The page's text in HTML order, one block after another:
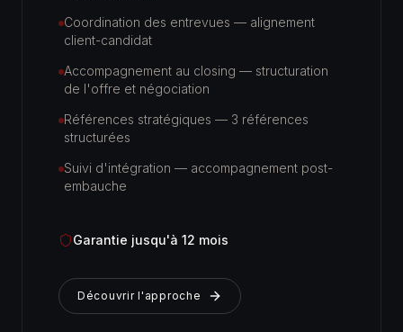
Coordination des entrevues — alignement
client-candidat
Accompagnement au closing — structuration
de l'offre et négociation
Références stratégiques — 3 références
structurées
Suivi d'intégration — accompagnement post-
embauche
Garantie jusqu'à 12 mois
Découvrir l'approche